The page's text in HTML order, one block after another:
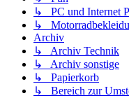
↳ PC und Internet
↳
Archiv
↳ Archiv Technik
↳ Archiv sonstige
↳ Papierkorb
↳ Bereich zur